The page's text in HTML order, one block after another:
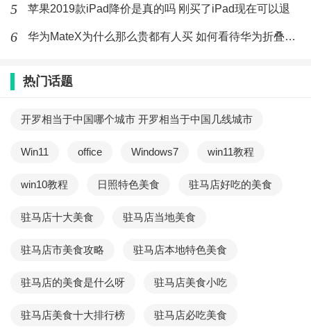
5 苹果2019款iPad降价是真的吗 刚买了iPad现在可以退
6 华为MateX为什么那么贵都有人买 如何看待华为折叠屏手机被
热门话题
开罗相当于中国哪个城市 开罗相当于中国几线城市
Win11 office Windows7 win11教程
win10教程 日照特色美食 驻马店好吃的美食
驻马店十大美食 驻马店当地美食
驻马店市美食攻略 驻马店本地特色美食
驻马店的美食是什么呀 驻马店美食小吃
驻马店美食十大排行榜 驻马店必吃美食